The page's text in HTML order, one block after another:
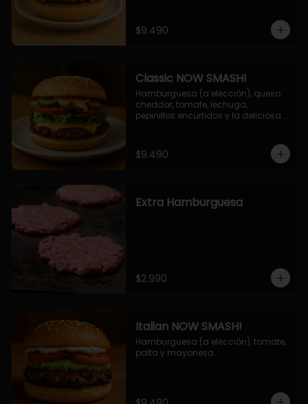
$9.490
Classic NOW SMASH!
Hamburguesa (a elección), queso
cheddar, tomate, lechuga,
pepinillos encurtidos y la deliciosa
$9.490
Extra Hamburguesa
$2.990
Italian NOW SMASH!
Hamburguesa (a elección), tomate,
palta y mayonesa.